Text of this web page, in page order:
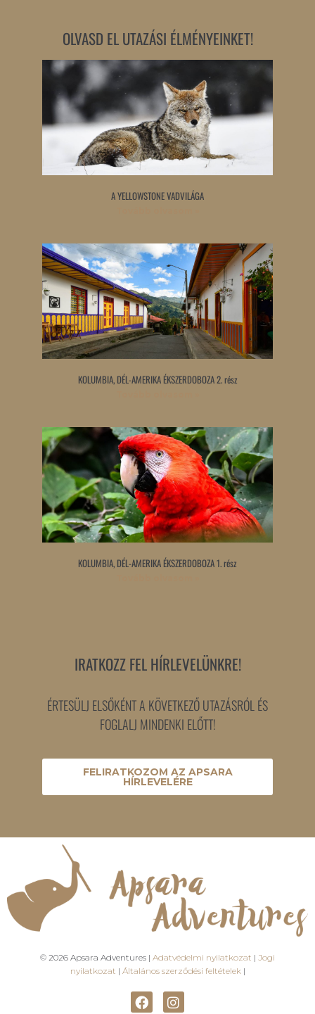
OLVASD EL UTAZÁSI ÉLMÉNYEINKET!
A YELLOWSTONE VADVILÁGA
KOLUMBIA, DÉL-AMERIKA ÉKSZERDOBOZA 2. rész
KOLUMBIA, DÉL-AMERIKA ÉKSZERDOBOZA 1. rész
IRATKOZZ FEL HÍRLEVELÜNKRE!
ÉRTESÜLJ ELSŐKÉNT A KÖVETKEZŐ UTAZÁSRÓL ÉS
FOGLALJ MINDENKI ELŐTT!
FELIRATKOZOM AZ APSARA
HÍRLEVELÉRE
© 2026 Apsara Adventures | Adatvédelmi nyilatkozat | Jogi
nyilatkozat | Általános szerződési feltételek |